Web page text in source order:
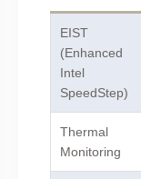
EIST
(Enhanced
Intel
SpeedStep)
Thermal
Monitoring